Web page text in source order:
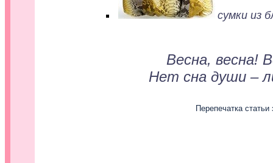
сумки из
Весна, весна!
Нет сна души –
Перепечатка